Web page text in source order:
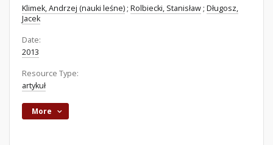
Klimek, Andrzej (nauki leśne) ; Rolbiecki, Stanisław ; Długosz,
Jacek
Date:
2013
Resource Type:
artykuł
More